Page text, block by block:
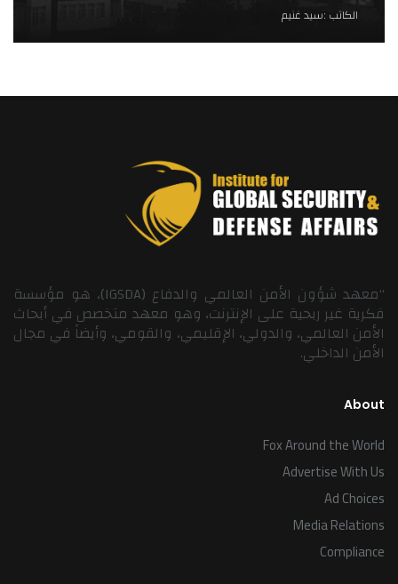
الكاتب :سيد غنيم
“معهد شؤون الأمن العالمي والدفاع (IGSDA)، هو مؤسسة
فكرية غير ربحية على الإنترنت، وهو معهد متخصص في أبحاث
الأمن العالمي، والدولي، الإقليمي، والقومي، وأيضاً في مجال
الأمن الداخلي.
About
Fox Around the World
Advertise With Us
Ad Choices
Media Relations
Compliance